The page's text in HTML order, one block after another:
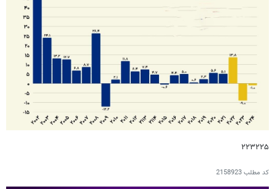
۲۲۳۲۲۵
کد مطلب2158923